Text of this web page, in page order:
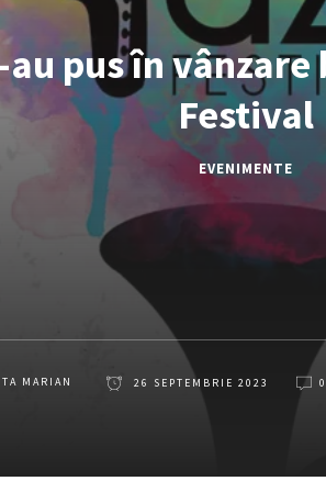
pus în
Festival
EVENIMENTE
MARIAN 26 SEPTEMBRIE 2023